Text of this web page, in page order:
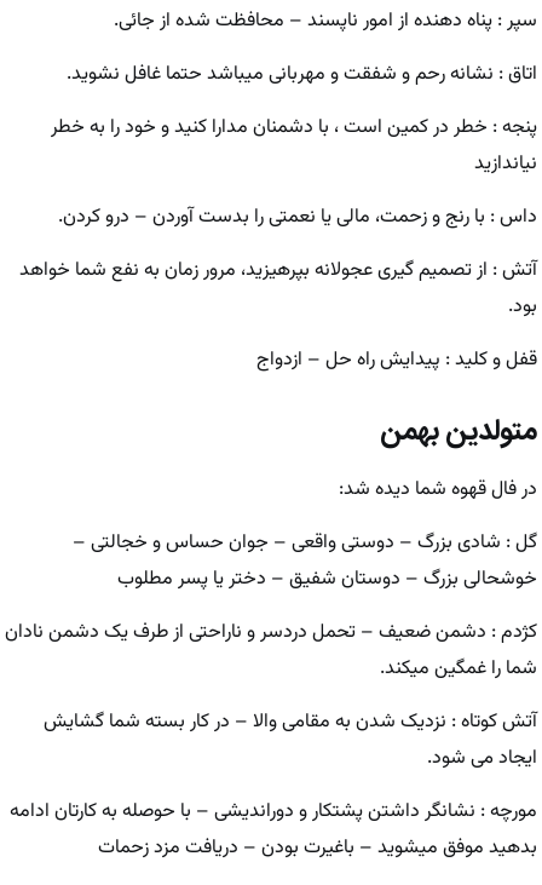
سپر : پناه دهنده از امور ناپسند – محافظت شده از جائی.
اتاق : نشانه رحم و شفقت و مهربانی میباشد حتما غافل نشوید.
پنجه : خطر در کمین است ، با دشمنان مدارا کنید و خود را به خطر
نیاندازید
داس : با رنج و زحمت، مالی یا نعمتی را بدست آوردن – درو کردن.
آتش : از تصمیم گیری عجولانه بپرهیزید، مرور زمان به نفع شما خواهد
بود.
قفل و کلید : پیدایش راه حل – ازدواج
متولدین بهمن
در فال قهوه شما دیده شد:
گل : شادی بزرگ – دوستی واقعی – جوان حساس و خجالتی –
خوشحالی بزرگ – دوستان شفیق – دختر یا پسر مطلوب
کژدم : دشمن ضعیف – تحمل دردسر و ناراحتی از طرف یک دشمن نادان
شما را غمگین میکند.
آتش کوتاه : نزدیک شدن به مقامی والا – در کار بسته شما گشایش
ایجاد می شود.
مورچه : نشانگر داشتن پشتکار و دوراندیشی – با حوصله به کارتان ادامه
بدهید موفق میشوید – باغیرت بودن – دریافت مزد زحمات